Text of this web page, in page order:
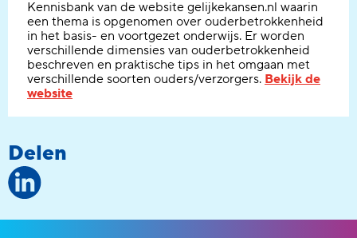
Kennisbank van de website gelijkekansen.nl waarin
een thema is opgenomen over ouderbetrokkenheid
in het basis- en voortgezet onderwijs. Er worden
verschillende dimensies van ouderbetrokkenheid
beschreven en praktische tips in het omgaan met
verschillende soorten ouders/verzorgers. Bekijk de
website
Delen